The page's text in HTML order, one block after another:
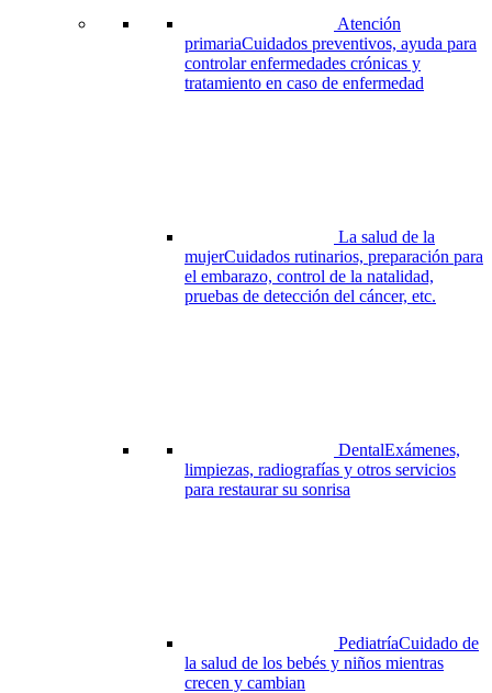
Atención
primariaCuidados preventivos, ayuda para
controlar enfermedades crónicas y
tratamiento en caso de enfermedad
La salud de la
mujerCuidados rutinarios, preparación para
el embarazo, control de la natalidad,
pruebas de detección del cáncer, etc.
DentalExámenes,
limpiezas, radiografías y otros servicios
para restaurar su sonrisa
PediatríaCuidado de
la salud de los bebés y niños mientras
crecen y cambian